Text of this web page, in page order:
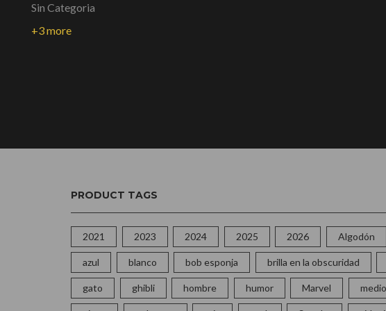
Sin Categoria
+3 more
PRODUCT TAGS
2021 2023 2024 2025 2026 Algodón
azul blanco bob esponja brilla en la obscuridad
gato ghibli hombre humor Marvel